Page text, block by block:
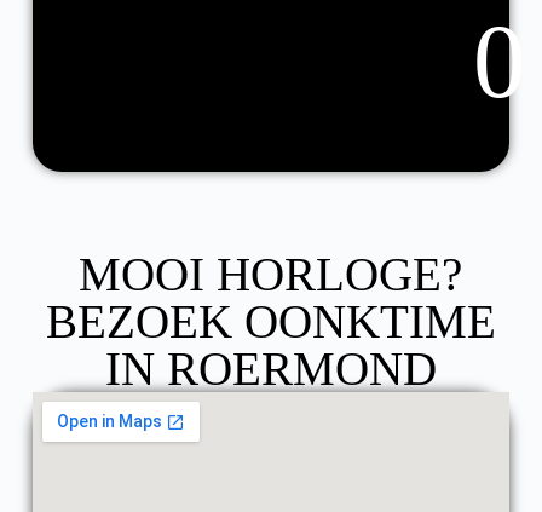
0
MOOI HORLOGE?
BEZOEK OONKTIME
IN ROERMOND